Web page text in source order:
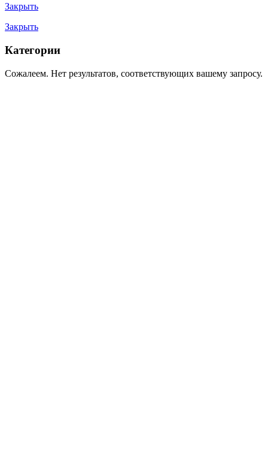
Закрыть
Закрыть
Категории
Сожалеем. Нет результатов, соответствующих вашему запросу.